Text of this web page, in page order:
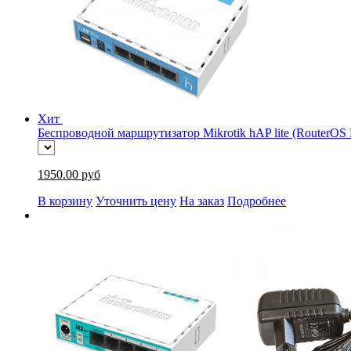
Хит
Беспроводной маршрутизатор Mikrotik hAP lite (RouterOS
1950.00 руб
В корзину Уточнить цену На заказ Подробнее